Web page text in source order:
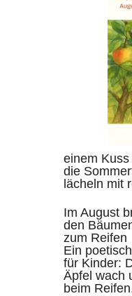
einem
die
lächeln mit
Im August
den
zum Reifen
Ein
für Kinder:
Äpfel wach
beim